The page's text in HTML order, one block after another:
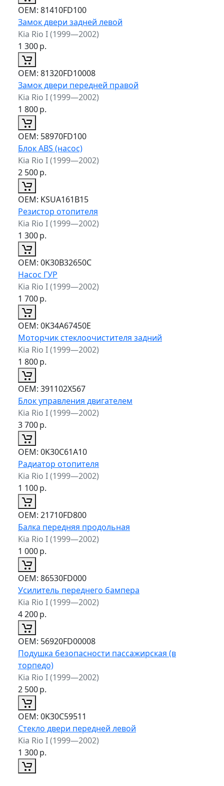
ОЕМ: 81410FD100
Замок двери задней левой
Kia Rio I (1999—2002)
1 300р.
ОЕМ: 81320FD10008
Замок двери передней правой
Kia Rio I (1999—2002)
1 800р.
ОЕМ: 58970FD100
Блок ABS (насос)
Kia Rio I (1999—2002)
2 500р.
ОЕМ: KSUA161B15
Резистор отопителя
Kia Rio I (1999—2002)
1 300р.
ОЕМ: 0K30B32650C
Насос ГУР
Kia Rio I (1999—2002)
1 700р.
ОЕМ: 0K34A67450E
Моторчик стеклоочистителя задний
Kia Rio I (1999—2002)
1 800р.
ОЕМ: 391102X567
Блок управления двигателем
Kia Rio I (1999—2002)
3 700р.
ОЕМ: 0K30C61A10
Радиатор отопителя
Kia Rio I (1999—2002)
1 100р.
ОЕМ: 21710FD800
Балка передняя продольная
Kia Rio I (1999—2002)
1 000р.
ОЕМ: 86530FD000
Усилитель переднего бампера
Kia Rio I (1999—2002)
4 200р.
ОЕМ: 56920FD00008
Подушка безопасности пассажирская (в
торпедо)
Kia Rio I (1999—2002)
2 500р.
ОЕМ: 0K30C59511
Стекло двери передней левой
Kia Rio I (1999—2002)
1 300р.